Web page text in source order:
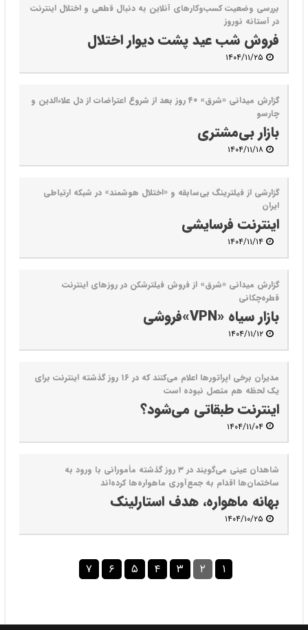
بررسی وضعیت کسب‌وکارهای آنلاین به دنبال قطعی و اختلال اینترنت
در آستانه نوروز
فروش شب عید پشت دیوار اختلال
۱۴۰۴/۱۱/۲۵
گزارش میدانی «شرق» ۴۰ روز بعد از شروع اعتراضات از دل علاءالدین و
چارسو
بازار بی‌مشتری
۱۴۰۴/۱۱/۱۸
گزارشی از فیلترینگ بی‌سابقه و «اختلال هوشمند» در شبکه ارتباطی
ایران
اینترنت فرسایشی
۱۴۰۴/۱۱/۱۴
گزارش میدانی «شرق» از فروش فیلترشکن در روزهای اینترنت
قطره‌چکانی
بازار سیاه «VPN‌»فروشی
۱۴۰۴/۱۱/۱۲
مدیران برخی اپراتورها اعلام می‌‌کنند که در ۱۶ روز گذشته اینترنت برای
یک لحظه هم متصل نبوده است
اینترنت طبقاتی می‌شود؟
۱۴۰۴/۱۱/۰۴
شاهدان عینی می‌گویند در ۳ روز گذشته مأمورانی با ورود به
ساختمان‌ها اقدام به جمع‌آوری ماهواره‌ها کرده‌اند
بهانه ماهواره، هدف استارلینک
۱۴۰۴/۱۰/۲۵
۱ ۲ ۳ ۴ ۵ ۶ ۷